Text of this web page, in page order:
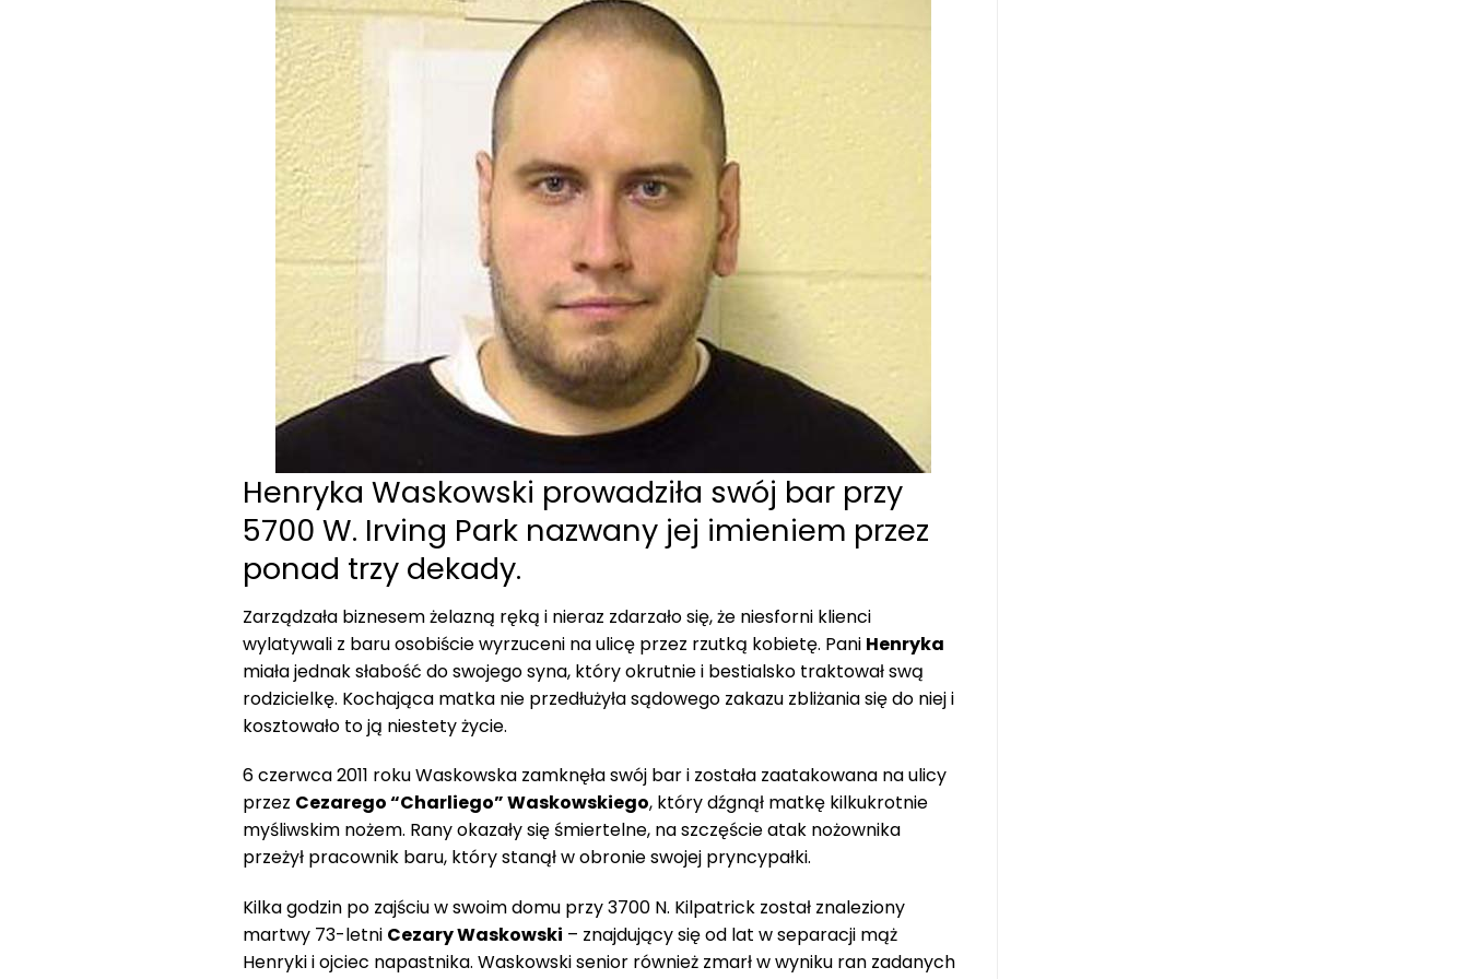
Henryka Waskowski prowadziła swój bar przy
5700 W. Irving Park nazwany jej imieniem przez
ponad trzy dekady.
Zarządzała biznesem żelazną ręką i nieraz zdarzało się, że niesforni klienci
wylatywali z baru osobiście wyrzuceni na ulicę przez rzutką kobietę. Pani Henryka
miała jednak słabość do swojego syna, który okrutnie i bestialsko traktował swą
rodzicielkę. Kochająca matka nie przedłużyła sądowego zakazu zbliżania się do niej i
kosztowało to ją niestety życie.
6 czerwca 2011 roku Waskowska zamknęła swój bar i została zaatakowana na ulicy
przez Cezarego “Charliego” Waskowskiego, który dźgnął matkę kilkukrotnie
myśliwskim nożem. Rany okazały się śmiertelne, na szczęście atak nożownika
przeżył pracownik baru, który stanął w obronie swojej pryncypałki.
Kilka godzin po zajściu w swoim domu przy 3700 N. Kilpatrick został znaleziony
martwy 73-letni Cezary Waskowski – znajdujący się od lat w separacji mąż
Henryki i ojciec napastnika. Waskowski senior również zmarł w wyniku ran zadanych